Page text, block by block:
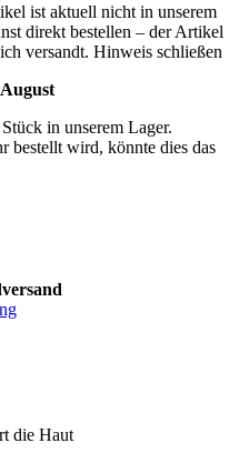
ist aktuell nicht in unserem
direkt bestellen – der Artikel
versandt. Hinweis schließen
in unserem Lager.
bestellt wird, könnte dies das
die Haut